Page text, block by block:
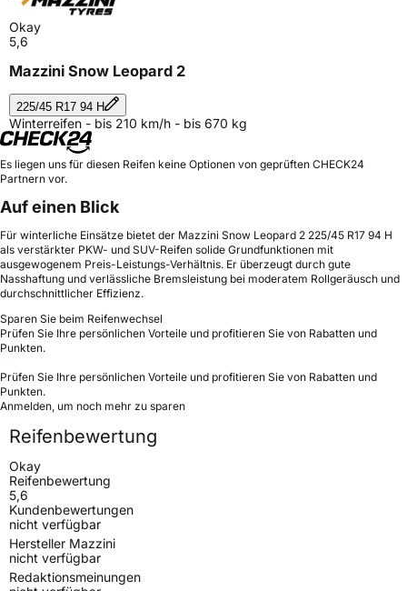
Okay
5,6
Mazzini Snow Leopard 2
225/45 R17 94 H
Winterreifen - bis 210 km/h - bis 670 kg
Es liegen uns für diesen Reifen keine Optionen von geprüften CHECK24
Partnern vor.
Auf einen Blick
Für winterliche Einsätze bietet der Mazzini Snow Leopard 2 225/45 R17 94 H
als verstärkter PKW- und SUV-Reifen solide Grundfunktionen mit
ausgewogenem Preis-Leistungs-Verhältnis. Er überzeugt durch gute
Nasshaftung und verlässliche Bremsleistung bei moderatem Rollgeräusch und
durchschnittlicher Effizienz.
Sparen Sie beim Reifenwechsel
Prüfen Sie Ihre persönlichen Vorteile und profitieren Sie von Rabatten und
Punkten.
Prüfen Sie Ihre persönlichen Vorteile und profitieren Sie von Rabatten und
Punkten.
Anmelden, um noch mehr zu sparen
Reifenbewertung
Okay
Reifenbewertung
5,6
Kundenbewertungen
nicht verfügbar
Hersteller Mazzini
nicht verfügbar
Redaktionsmeinungen